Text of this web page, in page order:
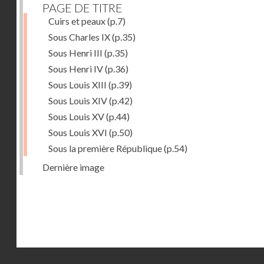
PAGE DE TITRE
Cuirs et peaux(p.7)
Sous Charles IX(p.35)
Sous Henri III (p.35)
Sous Henri IV(p.36)
Sous Louis XIII (p.39)
Sous Louis XIV(p.42)
Sous Louis XV(p.44)
Sous Louis XVI (p.50)
Sous la première République(p.54)
Dernière image